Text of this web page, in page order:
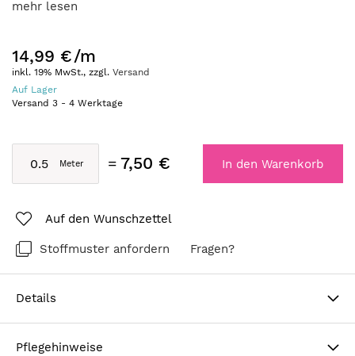
mehr lesen
14,99 €/m
inkl. 19% MwSt., zzgl. Versand
Auf Lager
Versand 3 - 4 Werktage
7,50 € In den Warenkorb
Auf den Wunschzettel
Stoffmuster anfordern Fragen?
Details
Pflegehinweise